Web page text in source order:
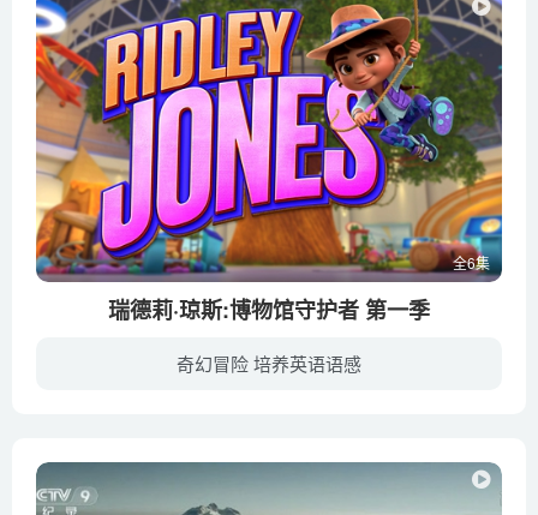
全6集
瑞德莉·琼斯:博物馆守护者 第一季
奇幻冒险 培养英语语感